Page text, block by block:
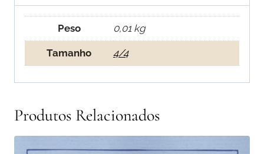
Peso 0,01 kg
Tamanho 4/4
Produtos Relacionados